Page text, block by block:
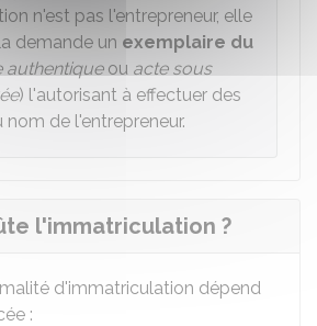
n'est pas l'entrepreneur, elle
demande un exemplaire du
authentiqueou acte sous
) l'autorisant à effectuer des
nom de l'entrepreneur.
l'immatriculation ?
d'immatriculation dépend
: